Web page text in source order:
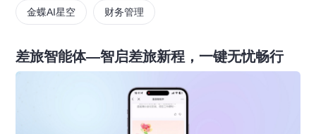
金蝶AI星空 财务管理
差旅智能体—智启差旅新程，一键无忧畅行